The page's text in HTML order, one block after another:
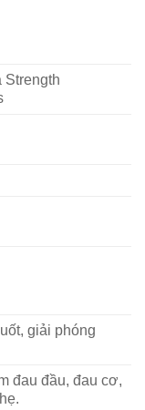
Strength
giải phóng
đau đầu, đau cơ,